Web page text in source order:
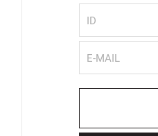
ID
E-MAIL